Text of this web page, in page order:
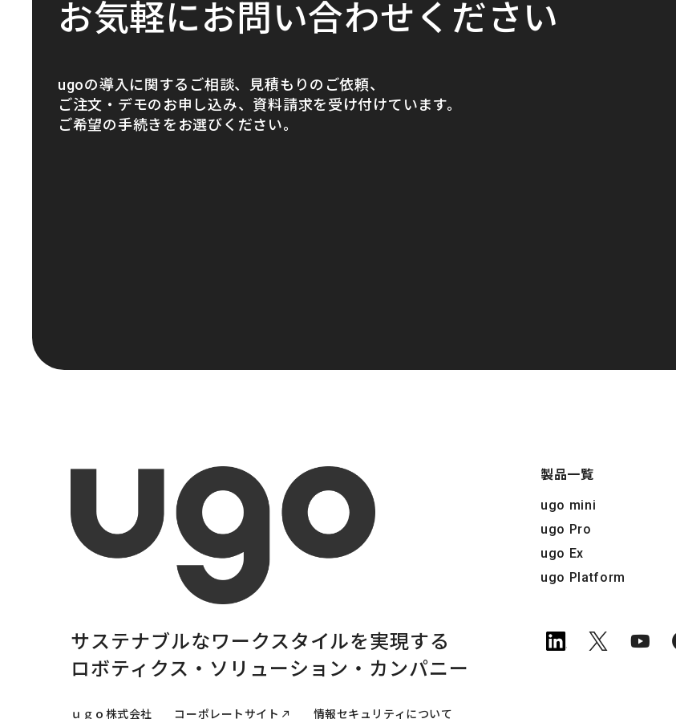
お気軽にお問い合わせください
ugoの導入に関するご相談、見積もりのご依頼、
ご注文・デモのお申し込み、資料請求を受け付けています。
ご希望の手続きをお選びください。
サステナブルなワークスタイルを実現する
ロボティクス・ ソリューション・ カンパニー
ｕｇｏ株式会社 コーポレートサイト 情報セキュリティについて
製品一覧
ugo mini
ugo Pro
ugo Ex
ugo Platform